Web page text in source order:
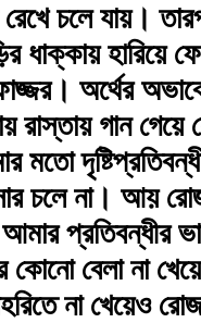
রেখে চলে যায়।
ধাক্কায় হারিয়ে
অর্থের
রাস্তায় গান
মতো
চলে না। আয়
প্রতিবন্ধীর
কোনো বেলা না
না খেয়েও